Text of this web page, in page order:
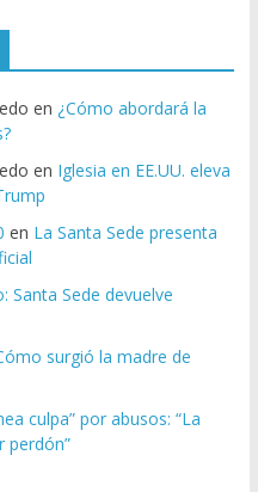
en ¿Cómo abordará la
en Iglesia en EE.UU. eleva
en La Santa Sede presenta
Santa Sede devuelve
surgió la madre de
culpa” por abusos: “La
perdón”